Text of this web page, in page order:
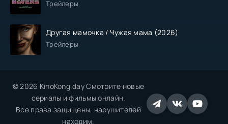
Трейлеры
Другая мамочка / Чужая мама (2026)
Трейлеры
© 2026 KinoKong.day Смотрите новые
сериалы и фильмы онлайн.
Все права защищены, нарушителей
находим.